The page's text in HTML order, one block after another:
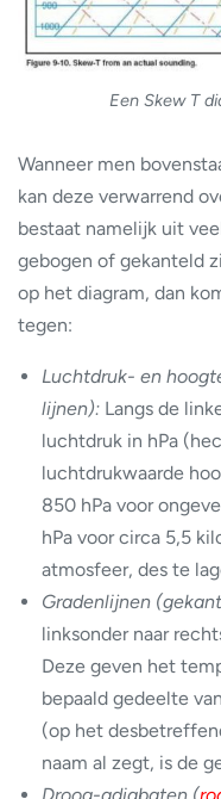
Een Skew T
Wanneer men
kan deze verwarrend
bestaat namelijk uit
gebogen of gekanteld
op het diagram, dan
tegen:
Luchtdruk- en
lijnen): Langs de
luchtdruk in hPa
luchtdrukwaarde
850 hPa voor
hPa voor circa 5,5
atmosfeer, des te
Gradenlijnen
linksonder naar
Deze geven het
bepaald gedeelte
(op het
naam al zegt, is de